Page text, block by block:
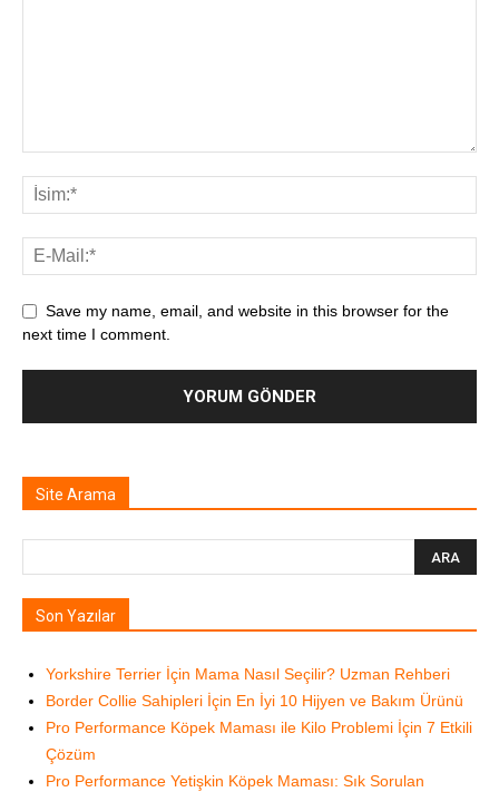
Save my name, email, and website in this browser for the
next time I comment.
Site Arama
Son Yazılar
Yorkshire Terrier İçin Mama Nasıl Seçilir? Uzman Rehberi
Border Collie Sahipleri İçin En İyi 10 Hijyen ve Bakım Ürünü
Pro Performance Köpek Maması ile Kilo Problemi İçin 7 Etkili
Çözüm
Pro Performance Yetişkin Köpek Maması: Sık Sorulan